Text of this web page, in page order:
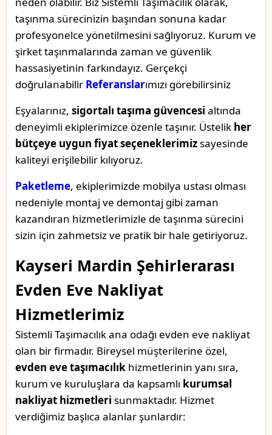
taşınma sürecinizin başından sonuna kadar
profesyonelce yönetilmesini sağlıyoruz. Kurum ve
şirket taşınmalarında zaman ve güvenlik
hassasiyetinin farkındayız. Gerçekçi
doğrulanabilir Referanslarımızı görebilirsiniz
Eşyalarınız, sigortalı taşıma güvencesi altında
deneyimli ekiplerimizce özenle taşınır. Üstelik her
bütçeye uygun fiyat seçeneklerimizsayesinde
kaliteyi erişilebilir kılıyoruz.
Paketleme, ekiplerimizde mobilya ustası olması
nedeniyle montaj ve demontaj gibi zaman
kazandıran hizmetlerimizle de taşınma sürecini
sizin için zahmetsiz ve pratik bir hale getiriyoruz.
Kayseri Mardin Şehirlerarası
Evden Eve Nakliyat
Hizmetlerimiz
Sistemli Taşımacılık ana odağı evden eve nakliyat
olan bir firmadır. Bireysel müşterilerine özel,
evden eve taşımacılık hizmetlerinin yanı sıra,
kurum ve kuruluşlara da kapsamlı kurumsal
nakliyat hizmetleri sunmaktadır. Hizmet
verdiğimiz başlıca alanlar şunlardır: